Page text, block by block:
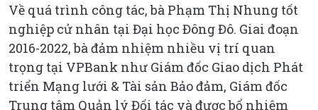
Về quá trình công tác, bà Phạm Thị Nhung tốt
nghiệp cử nhân tại Đại học Đông Đô. Giai đoạn
2016-2022, bà đảm nhiệm nhiều vị trí quan
trọng tại VPBank như Giám đốc Giao dịch Phát
triển Mạng lưới & Tài sản Bảo đảm, Giám đốc
Trung tâm Quản lý Đối tác và được bổ nhiệm